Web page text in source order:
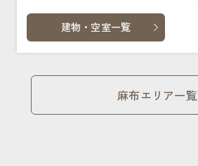
建物・空室一覧
麻布エリア一覧